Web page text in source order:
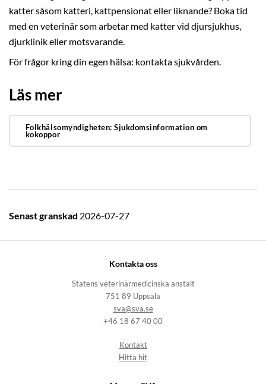
katter såsom katteri, kattpensionat eller liknande? Boka tid
med en veterinär som arbetar med katter vid djursjukhus,
djurklinik eller motsvarande.
För frågor kring din egen hälsa: kontakta sjukvården.
Läs mer
Folkhälsomyndigheten: Sjukdomsinformation om
kokoppor
Senast granskad 2026-07-27
Kontakta oss
Statens veterinärmedicinska anstalt
751 89 Uppsala
sva@sva.se
+46 18 67 40 00
Kontakt
Hitta hit